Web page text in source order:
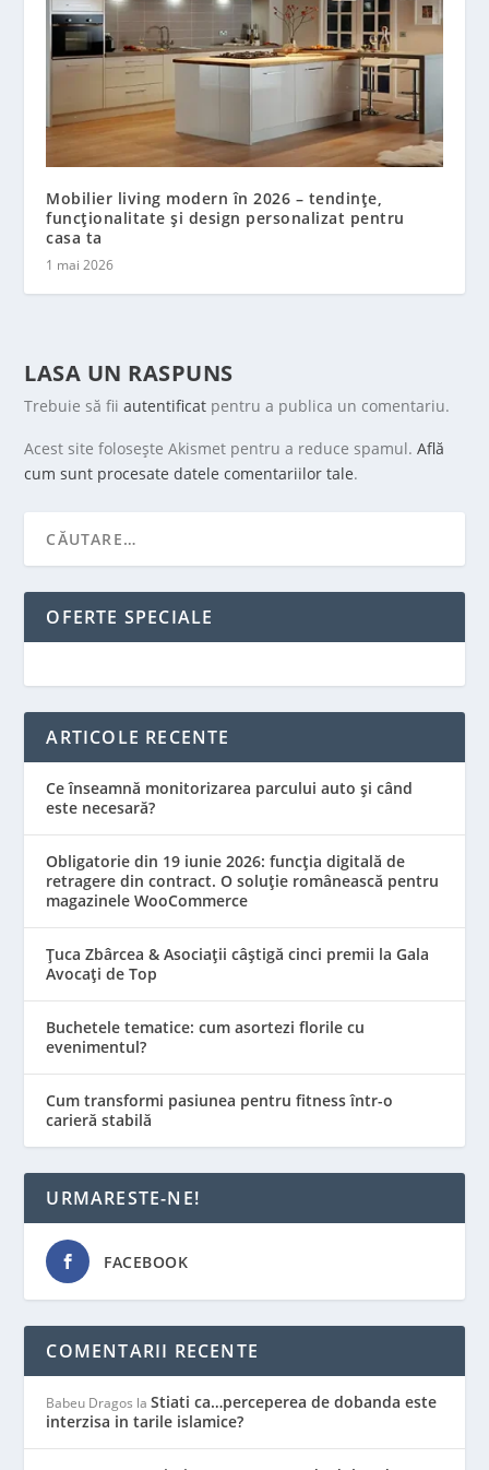
Mobilier living modern în 2026 – tendințe,
funcționalitate și design personalizat pentru
casa ta
1 mai 2026
LASA UN RASPUNS
Trebuie să fiiautentificat pentru a publica un comentariu.
Acest site folosește Akismet pentru a reduce spamul.Află
cum sunt procesate datele comentariilor tale.
OFERTE SPECIALE
ARTICOLE RECENTE
Ce înseamnă monitorizarea parcului auto și când
este necesară?
Obligatorie din 19 iunie 2026: funcția digitală de
retragere din contract. O soluție românească pentru
magazinele WooCommerce
Țuca Zbârcea & Asociații câștigă cinci premii la Gala
Avocați de Top
Buchetele tematice: cum asortezi florile cu
evenimentul?
Cum transformi pasiunea pentru fitness într-o
carieră stabilă
URMARESTE-NE!
FACEBOOK
COMENTARII RECENTE
Babeu Dragos laStiati ca…perceperea de dobanda este
interzisa in tarile islamice?